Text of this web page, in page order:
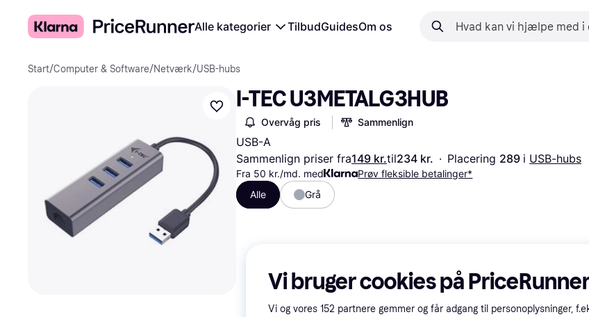
Alle kategorier TilbudGuidesOm os
Start/Computer & Software/Netværk/USB-hubs
I-TEC U3METALG3HUB
Overvåg pris Sammenlign
USB-A
Sammenlign priser fra149 kr.til234 kr. · Placering 289 i USB-hubs
Fra 50 kr./md. med
Prøv fleksible betalinger*
Alle
Grå
Vi bruger cookies på
Vi og vores 152 partnere gemmer og får adgang til personoplysninger,